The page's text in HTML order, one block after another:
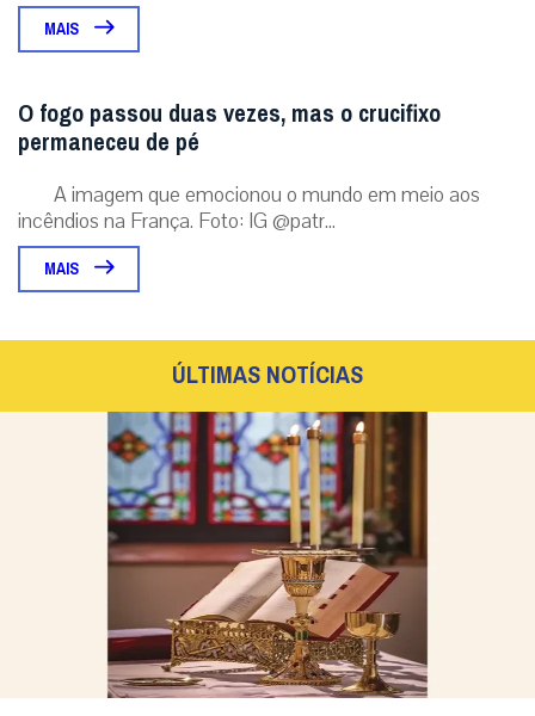
MAIS
O fogo passou duas vezes, mas o crucifixo
permaneceu de pé
A imagem que emocionou o mundo em meio aos
incêndios na França. Foto: IG @patr...
MAIS
ÚLTIMAS NOTÍCIAS